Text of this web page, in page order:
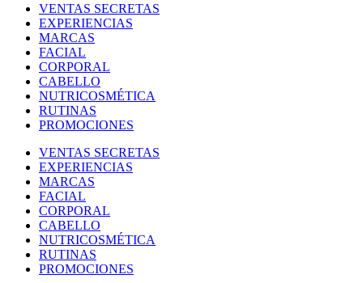
VENTAS SECRETAS
EXPERIENCIAS
MARCAS
FACIAL
CORPORAL
CABELLO
NUTRICOSMÉTICA
RUTINAS
PROMOCIONES
VENTAS SECRETAS
EXPERIENCIAS
MARCAS
FACIAL
CORPORAL
CABELLO
NUTRICOSMÉTICA
RUTINAS
PROMOCIONES